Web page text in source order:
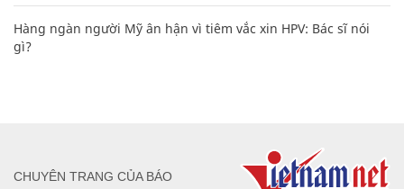
Hàng ngàn người Mỹ ân hận vì tiêm vắc xin HPV: Bác sĩ nói
gì?
CHUYÊN TRANG CỦA BÁO